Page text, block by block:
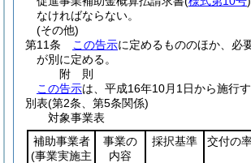
なければならない。
(その他)
第11条
この告示に定めるもののほか、必
が別に定める。
附 則
この告示は、平成16年10月1日から施行す
別表(第2条、第5条関係)
対象事業表
補助事業者
(事業実施主
事業の
内容
採択基準 交付の